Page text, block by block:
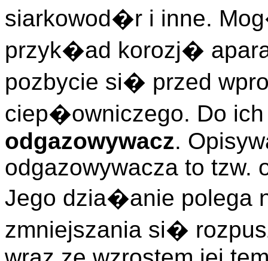
siarkowod�r i inne.
przyk�ad korozj�
pozbycie si� przed
ciep�owniczego. Do
odgazowywacz.
odgazowywacza to tzw.
Jego dzia�anie polega
zmniejszania si�